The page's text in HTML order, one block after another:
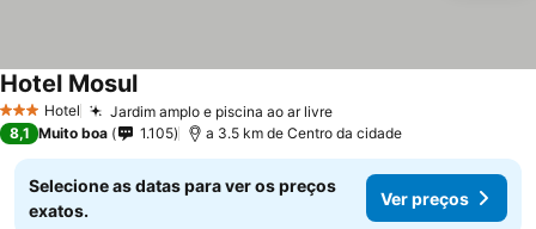
3 EstrelasHotel Jardim amplo e piscina ao ar livreVer preços
Hotel MosulVer preços
8,1 Muito boa 1.105 a 3.5 km de Centro da cidade
Selecione as datas para ver os preços
exatos.
Ver preços